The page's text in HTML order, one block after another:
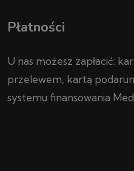
Płatności
U nas możesz zapłacić:
przelewem, kartą
systemu finansowania